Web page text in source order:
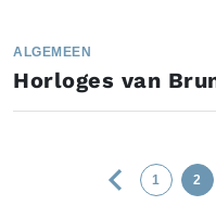
ALGEMEEN
Horloges van
1 2